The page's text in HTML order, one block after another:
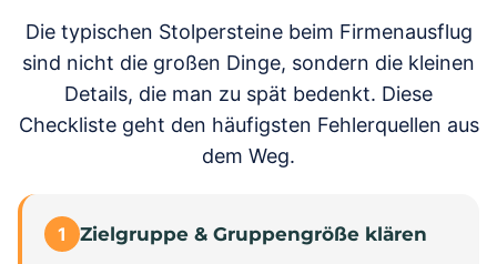
Die typischen Stolpersteine beim Firmenausflug
sind nicht die großen Dinge, sondern die kleinen
Details, die man zu spät bedenkt. Diese
Checkliste geht den häufigsten Fehlerquellen aus
dem Weg.
1 Zielgruppe & Gruppengröße klären